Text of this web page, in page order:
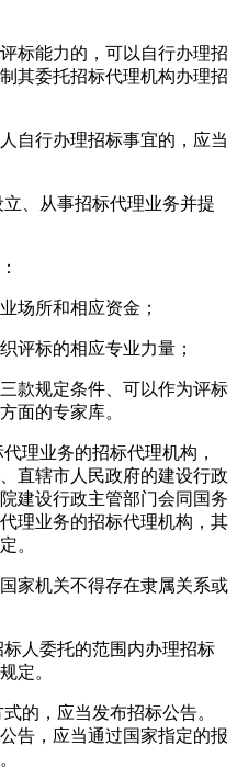
标能力的，可以自行办理招
其委托招标代理机构办理招
自行办理招标事宜的，应当
、从事招标代理业务并提
场所和相应资金；
评标的相应专业力量；
款规定条件、可以作为评标
面的专家库。
理业务的招标代理机构，
直辖市人民政府的建设行政
建设行政主管部门会同国务
理业务的招标代理机构，其
。
家机关不得存在隶属关系或
人委托的范围内办理招标
定。
的，应当发布招标公告。
告，应当通过国家指定的报